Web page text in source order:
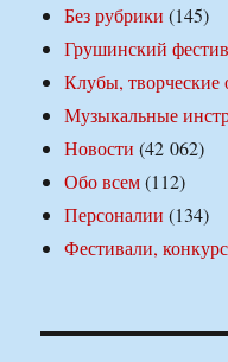
Без рубрики (145)
Грушинский
Клубы, творческие
Музыкальные
Новости (42 062)
Обо всем(112)
Персоналии (134)
Фестивали,